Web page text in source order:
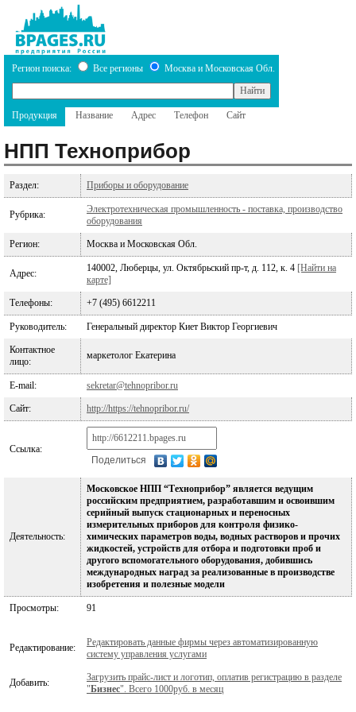
Регион поиска: Все регионы Москва и Московская Обл.
Продукция Название Адрес Телефон Сайт
НПП Техноприбор
Раздел: Приборы и оборудование
Рубрика:
Электротехническая промышленность - поставка, производство
оборудования
Регион: Москва и Московская Обл.
Адрес: 140002, Люберцы, ул. Октябрьский пр-т, д. 112, к. 4 [Найти на
карте]
Телефоны: +7 (495) 6612211
Руководитель: Генеральный директор Киет Виктор Георгиевич
Контактное
лицо:
маркетолог Екатерина
E-mail: sekretar@tehnopribor.ru
Сайт: http://https://tehnopribor.ru/
Ссылка:
Поделиться
Деятельность:
Московское НПП “Техноприбор” является ведущим
российским предприятием, разработавшим и освоившим
серийный выпуск стационарных и переносных
измерительных приборов для контроля физико-
химических параметров воды, водных растворов и прочих
жидкостей, устройств для отбора и подготовки проб и
другого вспомогательного оборудования, добившись
международных наград за реализованные в производстве
изобретения и полезные модели
Просмотры: 91
Редактирование:
Редактировать данные фирмы через автоматизированную
систему управления услугами
Добавить:
Загрузить прайс-лист и логотип, оплатив регистрацию в разделе
"Бизнес". Всего 1000руб. в месяц